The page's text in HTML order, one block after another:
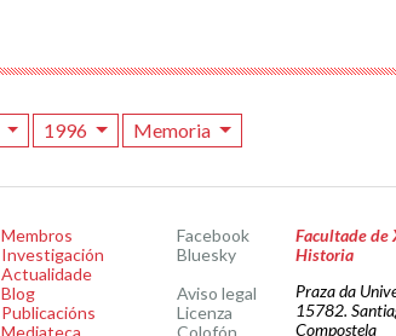
1996 Memoria
Membros
Investigación
Actualidade
Blog
Publicacións
Mediateca
Facebook
Bluesky
Aviso legal
Licenza
Colofón
Facultade de
Historia
Praza da
15782.
Compostela